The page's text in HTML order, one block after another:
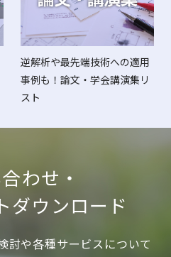
逆解析や最先端技術への適用
事例も！論文・学会講演集リ
スト
わせ・
ダウンロード
や各種サービスについて